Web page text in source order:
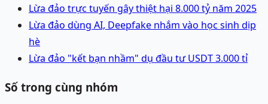
Lừa đảo trực tuyến gây thiệt hại 8.000 tỷ năm 2025
Lừa đảo dùng AI, Deepfake nhắm vào học sinh dịp
hè
Lừa đảo "kết bạn nhầm" dụ đầu tư USDT 3.000 tỉ
Số trong cùng nhóm